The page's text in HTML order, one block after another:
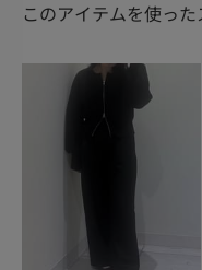
このアイテムを使っ